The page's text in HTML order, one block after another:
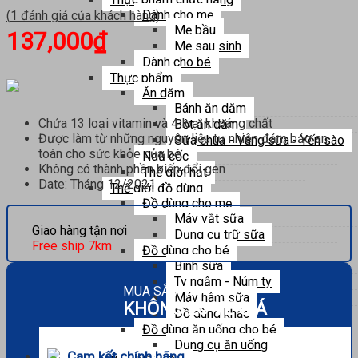
Dành cho mẹ
Mẹ bầu
Mẹ sau sinh
Dành cho bé
Thực phẩm
Ăn dặm
Bánh ăn dặm
Bột ăn dặm
Sữa chua - Váng sữa - Yến sào
Ngũ cốc
Thế giới hạt
Thế giới đồ dùng
Đồ dùng cho mẹ
Máy vắt sữa
Dụng cụ trữ sữa
Đồ dùng cho bé
Bình sữa
Ty ngậm - Núm ty
Máy hâm sữa
Đồ dùng khác
Đồ dùng ăn uống cho bé
Dụng cụ ăn uống
(1 đánh giá của khách hàng)
137,000₫
Chứa 13 loại vitamin và 4 loại khoáng chất
Được làm từ những nguyên liệu tự nhiên đảm bảo an
toàn cho sức khỏe của bé
Không có thành phần biến đổi gen
Date: Tháng 12/2021
Giao hàng tận nơi
Free ship 7km
MUA SẮM THẢ GA
KHÔNG LO VỀ GIÁ